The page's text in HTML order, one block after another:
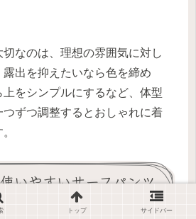
なのは、理想の雰囲気に対し
出を抑えたいなら色を締め
をシンプルにするなど、体型
ずつ調整するとおしゃれに着
いやすいサーフパンツ
トップ サイドバー